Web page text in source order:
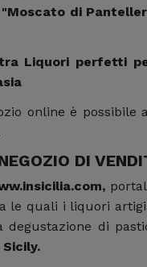
di
Liquori perfetti
online è
DI
le quali i liquori
degustazione di